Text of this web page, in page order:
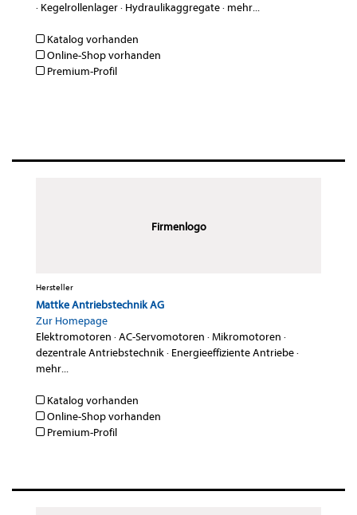
· Kegelrollenlager· Hydraulikaggregate· mehr...
Katalog vorhanden
Online-Shop vorhanden
Premium-Profil
Firmenlogo
Hersteller
Mattke Antriebstechnik AG
Zur Homepage
Elektromotoren ·AC-Servomotoren ·Mikromotoren ·
dezentrale Antriebstechnik· Energieeffiziente Antriebe·
mehr...
Katalog vorhanden
Online-Shop vorhanden
Premium-Profil